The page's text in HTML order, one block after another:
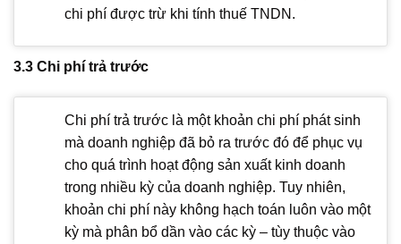
chi phí được trừ khi tính thuế TNDN.
3.3 Chi phí trả trước
Chi phí trả trước là một khoản chi phí phát sinh
mà doanh nghiệp đã bỏ ra trước đó để phục vụ
cho quá trình hoạt động sản xuất kinh doanh
trong nhiều kỳ của doanh nghiệp. Tuy nhiên,
khoản chi phí này không hạch toán luôn vào một
kỳ mà phân bổ dần vào các kỳ – tùy thuộc vào